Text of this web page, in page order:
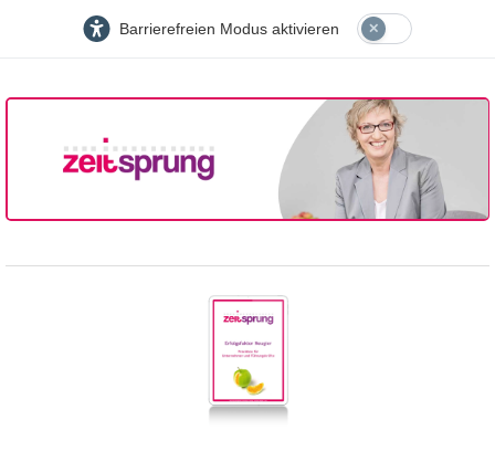
Barrierefreien Modus aktivieren